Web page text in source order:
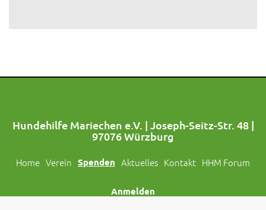
Hundehilfe Mariechen e.V. | Joseph-Seitz-Str. 48 |
97076 Würzburg
Home Verein Spenden Aktuelles Kontakt HHM Forum
Anmelden